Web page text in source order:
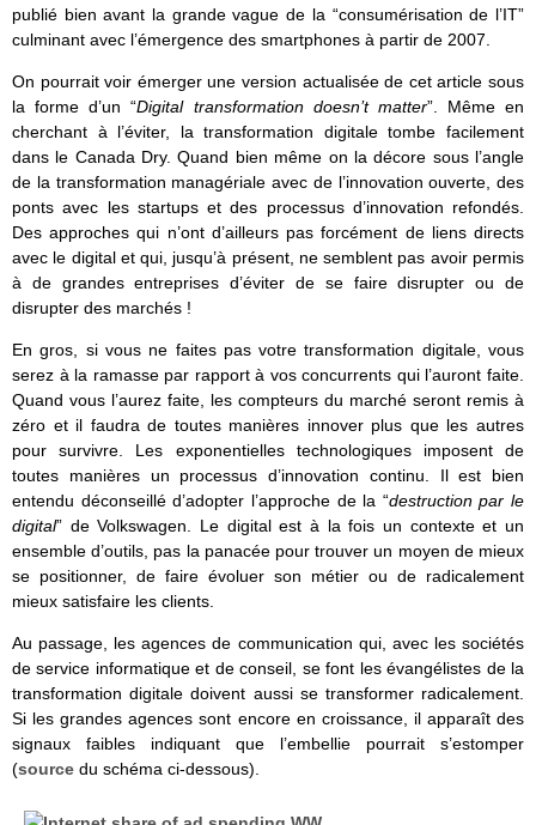
publié bien avant la grande vague de la “consumérisation de l’IT”
culminant avec l’émergence des smartphones à partir de 2007.
On pourrait voir émerger une version actualisée de cet article sous
la forme d’un “Digital transformation doesn’t matter”. Même en
cherchant à l’éviter, la transformation digitale tombe facilement
dans le Canada Dry. Quand bien même on la décore sous l’angle
de la transformation managériale avec de l’innovation ouverte, des
ponts avec les startups et des processus d’innovation refondés.
Des approches qui n’ont d’ailleurs pas forcément de liens directs
avec le digital et qui, jusqu’à présent, ne semblent pas avoir permis
à de grandes entreprises d’éviter de se faire disrupter ou de
disrupter des marchés !
En gros, si vous ne faites pas votre transformation digitale, vous
serez à la ramasse par rapport à vos concurrents qui l’auront faite.
Quand vous l’aurez faite, les compteurs du marché seront remis à
zéro et il faudra de toutes manières innover plus que les autres
pour survivre. Les exponentielles technologiques imposent de
toutes manières un processus d’innovation continu. Il est bien
entendu déconseillé d’adopter l’approche de la “destruction par le
digital” de Volkswagen. Le digital est à la fois un contexte et un
ensemble d’outils, pas la panacée pour trouver un moyen de mieux
se positionner, de faire évoluer son métier ou de radicalement
mieux satisfaire les clients.
Au passage, les agences de communication qui, avec les sociétés
de service informatique et de conseil, se font les évangélistes de la
transformation digitale doivent aussi se transformer radicalement.
Si les grandes agences sont encore en croissance, il apparaît des
signaux faibles indiquant que l’embellie pourrait s’estomper
(source du schéma ci-dessous).